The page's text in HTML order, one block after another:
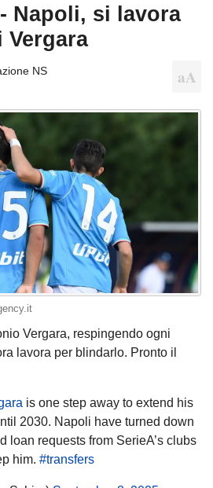
Napoli, si lavora
NS
Vergara, respingendo ogni
lavora per blindarlo. Pronto il
is one step away to extend his
2030. Napoli have turned down
loan requests from SerieA’s clubs
him. #transfers